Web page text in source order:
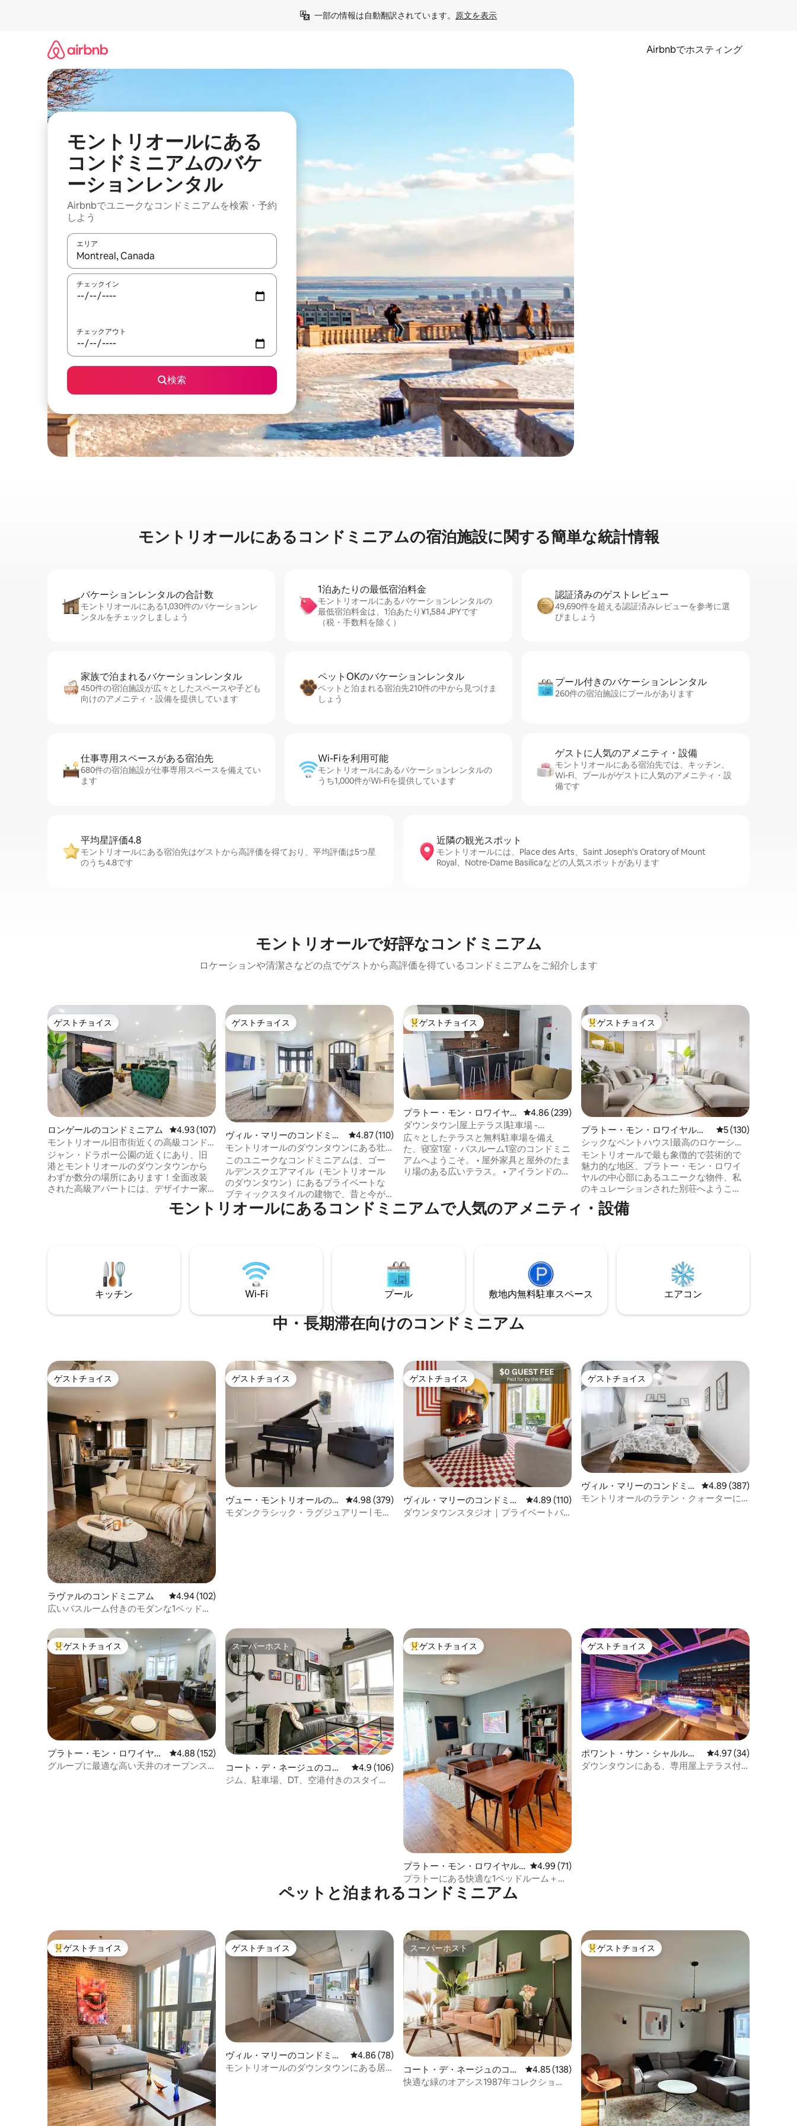
一部の情報は自動翻訳されています。 原文を表示
Airbnbでホスティング
モントリオールにある
コンドミニアムのバケ
ーションレンタル
Airbnbでユニークなコンドミニアムを検索・予約
しよう
エリア
検索結果が表示されたら、上下の矢印キーを使って移動するか、画面をタッチまたはスワイプして検索結果を確認することができます。
チェックイン
チェックアウト
検索
モントリオールに⁠あ⁠るコ⁠ン⁠ド⁠ミ⁠ニ⁠ア⁠ム⁠の宿⁠泊⁠施⁠設⁠に関⁠す⁠る簡⁠単⁠な統⁠計⁠情⁠報
バケーションレ⁠ン⁠タ⁠ル⁠の合⁠計⁠数
モントリオールにある1,030件のバケーションレ
ンタルをチェックしましょう
1泊あたりの最⁠低⁠宿⁠泊⁠料⁠金
モントリオールにあるバケーションレンタルの
最低宿泊料金は、1泊あたり¥1,584 JPYです
（税・手数料を除く）
認証済みのゲ⁠ス⁠ト⁠レ⁠ビ⁠ュ⁠ー
49,690件を超える認証済みレビューを参考に選
びましょう
家族で泊まれるバ⁠ケ⁠ー⁠シ⁠ョ⁠ンレ⁠ン⁠タ⁠ル
450件の宿泊施設が広々としたスペースや子ども
向けのアメニティ・設備を提供しています
ペットOKのバ⁠ケ⁠ー⁠シ⁠ョ⁠ンレ⁠ン⁠タ⁠ル
ペットと泊まれる宿泊先210件の中から見つけま
しょう
プール付きのバ⁠ケ⁠ー⁠シ⁠ョ⁠ンレ⁠ン⁠タ⁠ル
260件の宿泊施設にプールがあります
仕事専用ス⁠ペ⁠ー⁠スがあ⁠る宿⁠泊⁠先
680件の宿泊施設が仕事専用スペースを備えてい
ます
Wi-Fiを利⁠用⁠可⁠能
モントリオールにあるバケーションレンタルの
うち1,000件がWi-Fiを提供しています
ゲストに人⁠気⁠のア⁠メ⁠ニ⁠テ⁠ィ・設⁠備
モントリオールにある宿泊先では、キッチン、
Wi-Fi、プールがゲストに人気のアメニティ・設
備です
平均星評価4.8
モントリオールにある宿泊先はゲストから高評価を得ており、平均評価は5つ星
のうち4.8です
近隣の観光ス⁠ポ⁠ッ⁠ト
モントリオールには、Place des Arts、Saint Joseph's Oratory of Mount
Royal、Notre-Dame Basilicaなどの人気スポットがあります
モントリオールで好評なコンドミニアム
ロケーションや清潔さなどの点でゲストから高評価を得ているコンドミニアムをご紹介します
ゲストチョイス
ゲストチョイス
ロンゲールのコンドミニアム レビュー107件、5つ星中4.93つ星の平均評価
4.93 (107)
モントリオール旧市街近くの高級コンド
ミニアム。無料駐車場付き。
ジャン・ドラポー公園の近くにあり、旧
港とモントリオールのダウンタウンから
わずか数分の場所にあります！全面改装
された高級アパートには、デザイナー家
具、一流の家電、86インチ4Kテレビ（全
チャンネル視聴可能）などの心のこもっ
大50%オフの割引をご利用いただけます。
86インチの4Kテレビ（全チャンネル視聴
可能）や、モントリオールの人気イベン
ト会場やディナーショーで最大50%オフの
ゲスト限定特典など、心のこもった特別
ール旧市街、カルティエ・デ・スペクタ
クル、そして最高のホスト。モントリオ
ゲストチョイス
ゲストチョイス
ヴィル・マリーのコンドミニ
アム
レビュー110件、5つ星中4.87つ星の平均評価
4.87 (110)
モントリオールのダウンタウンにある壮
大な古い3寝室
このユニークなコンドミニアムは、ゴー
ルデンスクエアマイル（モントリオール
のダウンタウン）にあるプライベートな
ブティックスタイルの建物で、昔と今が
とてもおしゃれに融合した独自のスタイ
ルを持っています。 このコンドミニアム
ホルト・レンフルー、美術館、レストラ
ン、カフェ、ブティックなど、モントリ
オールの人気スポットまで徒歩ですぐで
キッチン、高速Wi-Fi、キーレスエントリ
ー、エレベーター。
大好評のゲストチョイスです。
ゲストチョイス
プラトー・モン・ロワイヤル
のコンドミニアム
レビュー239件、5つ星中4.86つ星の平均評価
4.86 (239)
ダウンタウン|屋上テラス|駐車場 -
mtlFlats提供
広々としたテラスと無料駐車場を備え
た、寝室1室・バスルーム1室のコンドミニ
アムへようこそ。 • 屋外家具と屋外のたま
り場のある広いテラス。 • アイランドの
たフルキッチン • ビル内に洗濯機と乾燥
機、さらにリビングエリアにWi-Fi、テレ
に駐車し、探索のための快適なモントリ
オールの拠点をお楽しみください。
大好評のゲストチョイスです。
ゲストチョイス
プラトー・モン・ロワイヤルの
コンドミニアム
レビュー130件、5
5 (130)
シックなペントハウス|最高のロケーショ
ン、プライベート屋上
モントリオールで最も象徴的で芸術的で
魅力的な地区、プラトー・モン・ロワイ
ヤルの中心部にあるユニークな物件、私
のキュレーションされた別荘へようこ
そ。 このオープンスペースの2ベッドルー
ムロフトは、日当たりがよく、デザイナ
で、私の家とプラトーが提供するすべて
をお楽しみください。ボーナス：Saint-
Viateurのベーグルが徒歩圏内にありま
す！
モントリオールにあるコンドミニアムで人気のアメニティ・設備
キッチン Wi-Fi プール 敷地内無料駐⁠車ス⁠ペ⁠ー⁠ス エアコン
中・長期滞在向けのコンドミニアム
ゲストチョイス
ゲストチョイス
ラヴァルのコンドミニアム レビュー102件、5つ星中4.94つ星の平均評価
4.94 (102)
広いバスルーム付きのモダンな1ベッドル
ゲストチョイス
ゲストチョイス
ヴュー・モントリオールのコ
ンドミニアム
レビュー379件、5つ星中4.98つ星の平均評価
4.98 (379)
モダンクラシック・ラグジュアリー | モン
ゲストチョイス
ゲストチョイス
ヴィル・マリーのコンドミニ
アム
レビュー110件、5つ星中4.89つ星の平均評価
4.89 (110)
ダウンタウンスタジオ｜プライベートバ
ゲストチョイス
ゲストチョイス
ヴィル・マリーのコンドミニ
アム
レビュー387件、5つ星
4.89 (387)
モントリオールのラテン・クォーターに
大好評のゲストチョイスです。
ゲストチョイス
プラトー・モン・ロワイヤル
のコンドミニアム
レビュー152件、5つ星中4.88つ星の平均評価
4.88 (152)
グループに最適な高い天井のオープンス
スーパーホスト
スーパーホスト
コート・デ・ネージュのコン
ドミニアム
レビュー106件、5つ星中4.9つ星の平均評価
4.9 (106)
ジム、駐車場、DT、空港付きのスタイリ
大好評のゲストチョイスです。
ゲストチョイス
プラトー・モン・ロワイヤル
のコンドミニアム
レビュー71件、5つ星中4.99つ星の平均評価
4.99 (71)
プラトーにある快適な1ベッドルーム＋専
用駐車場
ゲストチョイス
ゲストチョイス
ポワント・サン・シャルルの
コンドミニアム
レビュー34件、5つ星
4.97 (34)
ダウンタウンにある、専用屋上テラス付
ペットと泊まれるコンドミニアム
大好評のゲストチョイスです。
ゲストチョイス ゲストチョイス
ゲストチョイス
ヴィル・マリーのコンドミニ
アム
レビュー78件、5つ星中4.86つ星の平均評価
4.86 (78)
モントリオールのダウンタウンにある居
スーパーホスト
スーパーホスト
コート・デ・ネージュのコン
ドミニアム
レビュー138件、5つ星中4.85つ星の平均評価
4.85 (138)
快適な緑のオアシス1987年コレクショ
大好評のゲストチョイスです。
ゲストチョイス